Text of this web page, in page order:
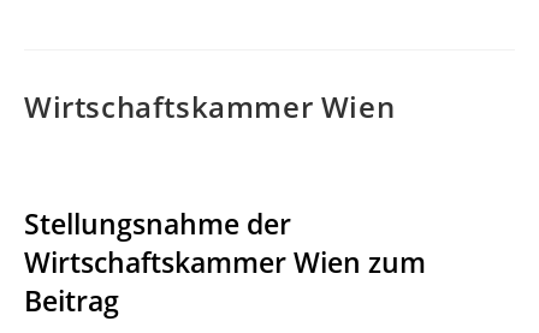
Wirtschaftskammer Wien
Stellungsnahme der
Wirtschaftskammer Wien zum
Beitrag